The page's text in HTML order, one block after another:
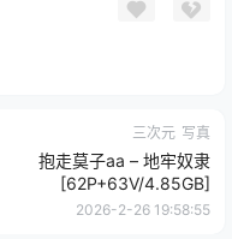
三次元 写真
抱走莫子aa – 地牢奴隶
[62P+63V/4.85GB]
2026-2-26 19:58:55